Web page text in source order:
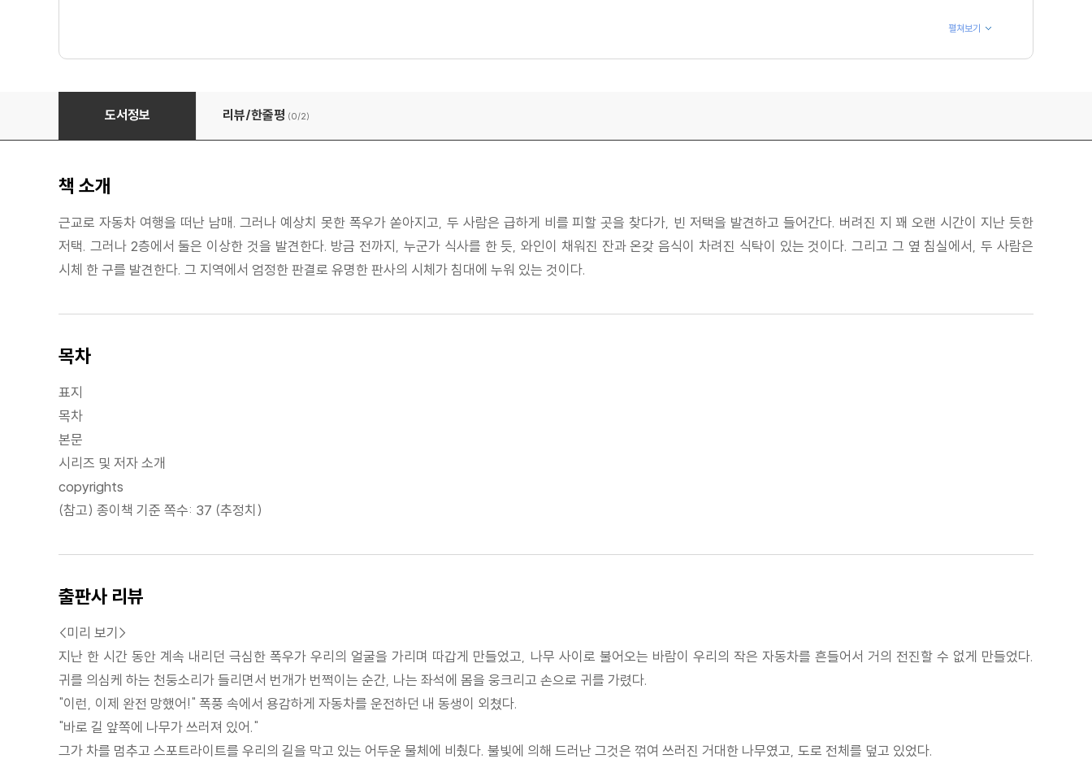
펼쳐보기
빈집의 시체도서정보 리뷰/한줄평 (0/2)
책 소개
근교로 자동차 여행을 떠난 남매. 그러나 예상치 못한 폭우가 쏟아지고, 두 사람은 급하게 비를 피할 곳을 찾다가, 빈 저택을 발견하고 들어간다. 버려진 지 꽤 오랜 시간이 지난 듯한
저택. 그러나 2층에서 둘은 이상한 것을 발견한다. 방금 전까지, 누군가 식사를 한 듯, 와인이 채워진 잔과 온갖 음식이 차려진 식탁이 있는 것이다. 그리고 그 옆 침실에서, 두 사람은
시체 한 구를 발견한다. 그 지역에서 엄정한 판결로 유명한 판사의 시체가 침대에 누워 있는 것이다.
목차
표지
목차
본문
시리즈 및 저자 소개
copyrights
(참고) 종이책 기준 쪽수: 37 (추정치)
출판사 리뷰
<미리 보기>
지난 한 시간 동안 계속 내리던 극심한 폭우가 우리의 얼굴을 가리며 따갑게 만들었고, 나무 사이로 불어오는 바람이 우리의 작은 자동차를 흔들어서 거의 전진할 수 없게 만들었다.
귀를 의심케 하는 천둥소리가 들리면서 번개가 번쩍이는 순간, 나는 좌석에 몸을 웅크리고 손으로 귀를 가렸다.
"이런, 이제 완전 망했어!" 폭풍 속에서 용감하게 자동차를 운전하던 내 동생이 외쳤다.
"바로 길 앞쪽에 나무가 쓰러져 있어."
그가 차를 멈추고 스포트라이트를 우리의 길을 막고 있는 어두운 물체에 비췄다. 불빛에 의해 드러난 그것은 꺾여 쓰러진 거대한 나무였고, 도로 전체를 덮고 있었다.